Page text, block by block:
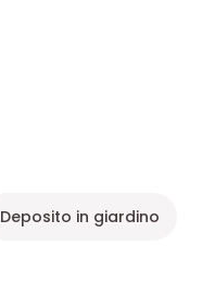
Deposito in giardino